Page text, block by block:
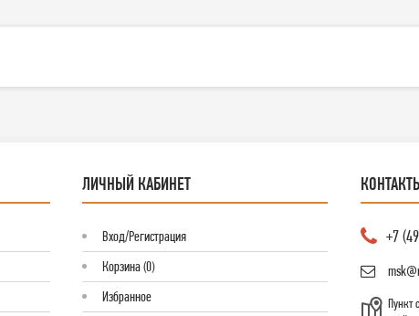
ЛИЧНЫЙ КАБИНЕТ
Вход/Регистрация
Корзина (0)
Избранное
+7
Пункт